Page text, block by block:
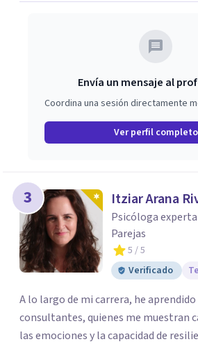
Envía un mensaje al
Coordina una sesión directamente
Ver perfil completo
3 Itziar Arana
Psicóloga
Parejas
5 / 5
Verificado
A lo largo de mi carrera, he
consultantes, quienes me muestran
las emociones y la capacidad de